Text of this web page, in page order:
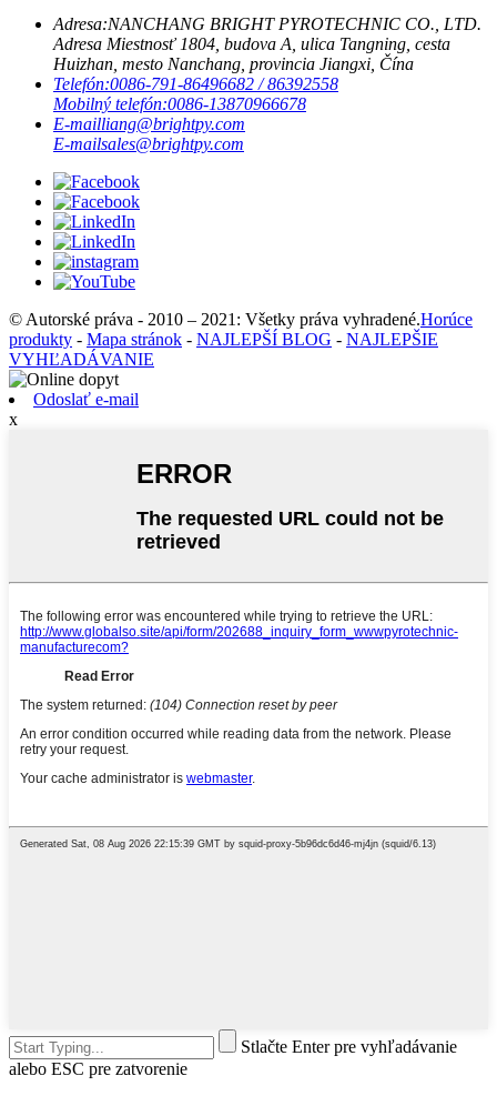
Adresa:NANCHANG BRIGHT PYROTECHNIC CO., LTD.
Adresa Miestnosť 1804, budova A, ulica Tangning, cesta
Huizhan, mesto Nanchang, provincia Jiangxi, Čína
Telefón:0086-791-86496682 / 86392558
Mobilný telefón:0086-13870966678
E-mailliang@brightpy.com
E-mailsales@brightpy.com
© Autorské práva - 2010 – 2021: Všetky práva vyhradené.Horúce
produkty - Mapa stránok - NAJLEPŠÍ BLOG - NAJLEPŠIE
VYHĽADÁVANIE
Odoslať e-mail
x
Stlačte Enter pre vyhľadávanie
alebo ESC pre zatvorenie